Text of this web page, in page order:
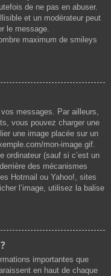
de ne pas en abuser.
et un modérateur peut
le message.
maximum de smileys
messages. Par ailleurs,
vous pouvez charger une
une image placée sur un
mon-image.gif.
ordinateur (sauf si c’est un
des mécanismes
Hotmail ou Yahoo!, sites
l’image, utilisez la balise
importantes que
en haut de chaque